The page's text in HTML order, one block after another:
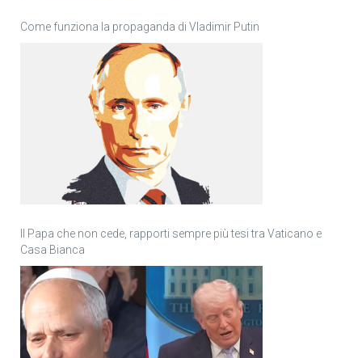
Come funziona la propaganda di Vladimir Putin
Il Papa che non cede, rapporti sempre più tesi tra Vaticano e
Casa Bianca